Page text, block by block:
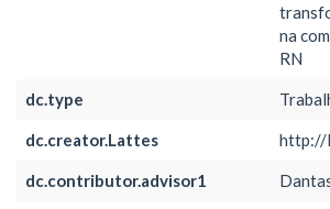
na
RN
dc.type
dc.creator.Lattes http://
dc.contributor.advisor1